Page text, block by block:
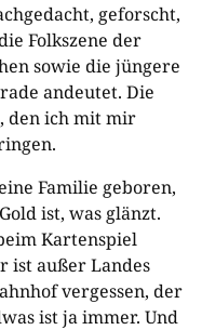
geforscht,
Folkszene der
sowie die jüngere
andeutet. Die
den ich mit mir
Familie geboren,
ist, was glänzt.
Kartenspiel
ist außer Landes
vergessen, der
ist ja immer. Und